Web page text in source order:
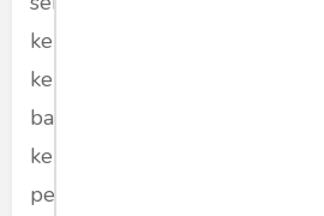
kementeriannya tahun lalu
keprihatinan terhadap
bahasa Inggris di Indonesia.
kementeriannya sedang
peningkatan kemampuan